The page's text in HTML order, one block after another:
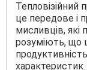
Тепловізійний
це передове і
мисливців,
розуміють, що